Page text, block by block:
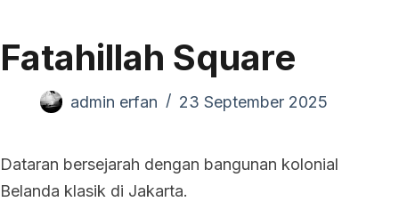
Fatahillah Square
admin erfan 23 September 2025
Dataran bersejarah dengan bangunan kolonial
Belanda klasik di Jakarta.